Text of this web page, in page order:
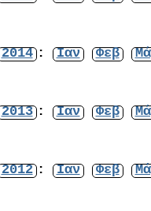
2014 : Ιαν Φεβ
2013 : Ιαν Φεβ
2012 : Ιαν Φεβ